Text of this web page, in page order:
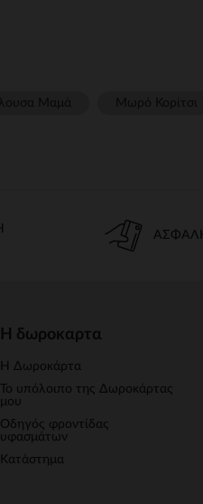
Η δωροκαρτα
Η Δωροκάρτα
Το υπόλοιπο της Δωροκάρτας
μου
Οδηγός φροντίδας
υφασμάτων
Κατάστημα